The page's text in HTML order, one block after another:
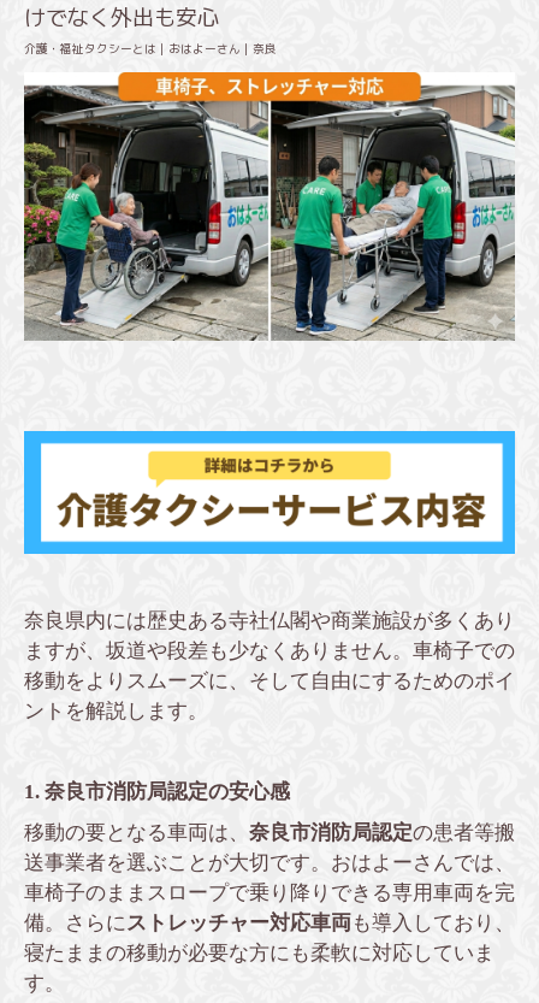
けでなく外出も安心
介護・福祉タクシーとは｜おはよーさん｜奈良
奈良県内には歴史ある寺社仏閣や商業施設が多くあり
ますが、坂道や段差も少なくありません。車椅子での
移動をよりスムーズに、そして自由にするためのポイ
ントを解説します。
1. 奈良市消防局認定の安心感
移動の要となる車両は、 奈良市消防局認定の患者等搬
送事業者を選ぶことが大切です。おはよーさんでは、
車椅子のままスロープで乗り降りできる専用車両を完
備。さらに ストレッチャー対応車両も導入しており、
寝たままの移動が必要な方にも柔軟に対応していま
す。